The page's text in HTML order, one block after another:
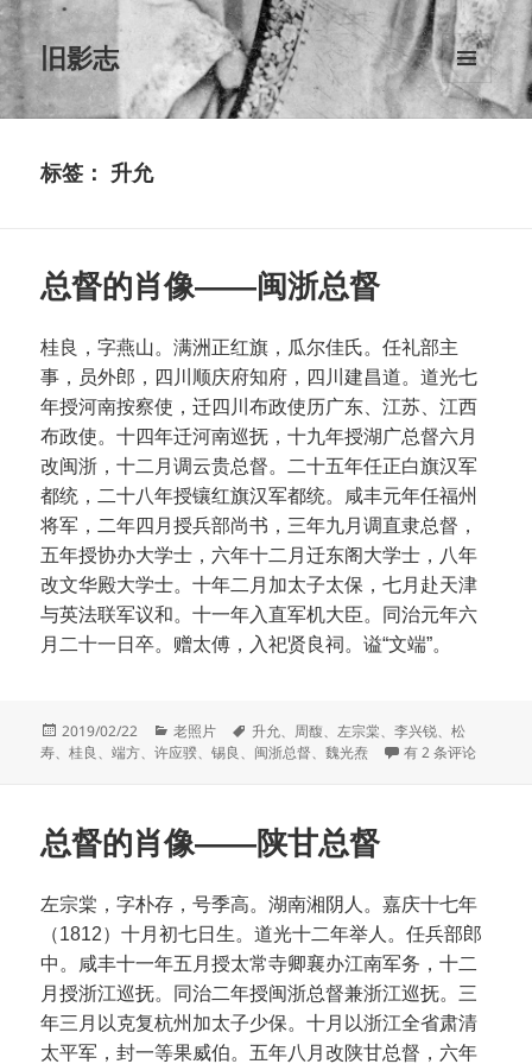
旧影志
菜单和
挂件
标签： 升允
总督的肖像——闽浙总督
桂良，字燕山。满洲正红旗，瓜尔佳氏。任礼部主
事，员外郎，四川顺庆府知府，四川建昌道。道光七
年授河南按察使，迁四川布政使历广东、江苏、江西
布政使。十四年迁河南巡抚，十九年授湖广总督六月
改闽浙，十二月调云贵总督。二十五年任正白旗汉军
都统，二十八年授镶红旗汉军都统。咸丰元年任福州
将军，二年四月授兵部尚书，三年九月调直隶总督，
五年授协办大学士，六年十二月迁东阁大学士，八年
改文华殿大学士。十年二月加太子太保，七月赴天津
与英法联军议和。十一年入直军机大臣。同治元年六
月二十一日卒。赠太傅，入祀贤良祠。谥“文端”。
发
布
2019/02/22
分
类
老照片
标
签
升允、 周馥、左宗棠、李兴锐、松
寿、桂良、端方、许应骙、锡良、 闽浙总督、魏光焘 总督的肖像——闽
有 2 条评论
总督的肖像——陕甘总督
左宗棠，字朴存，号季高。湖南湘阴人。嘉庆十七年
（1812）十月初七日生。道光十二年举人。任兵部郎
中。咸丰十一年五月授太常寺卿襄办江南军务，十二
月授浙江巡抚。同治二年授闽浙总督兼浙江巡抚。三
年三月以克复杭州加太子少保。十月以浙江全省肃清
太平军，封一等果威伯。五年八月改陕甘总督，六年